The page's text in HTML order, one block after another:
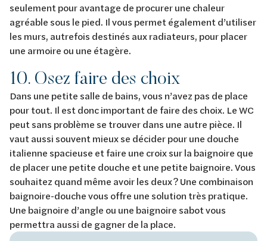
seulement pour avantage de procurer une chaleur
agréable sous le pied. Il vous permet également d’utiliser
les murs, autrefois destinés aux radiateurs, pour placer
une armoire ou une étagère.
10. Osez faire des choix
Dans une petite salle de bains, vous n’avez pas de place
pour tout. Il est donc important de faire des choix. Le WC
peut sans problème se trouver dans une autre pièce. Il
vaut aussi souvent mieux se décider pour une douche
italienne spacieuse et faire une croix sur la baignoire que
de placer une petite douche et une petite baignoire. Vous
souhaitez quand même avoir les deux ? Une combinaison
baignoire-douche vous offre une solution très pratique.
Une baignoire d’angle ou une baignoire sabot vous
permettra aussi de gagner de la place.